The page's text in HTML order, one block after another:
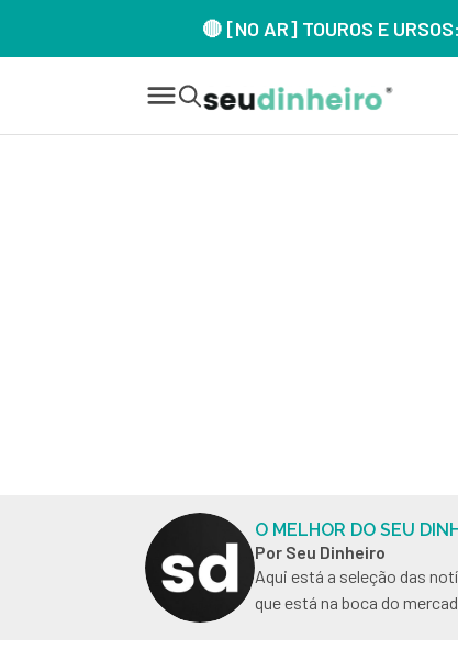
🔴 [NO AR] TOUROS E URSOS:
O MELHOR DO SEU
Por Seu Dinheiro
Aqui está a seleção das
que está na boca do